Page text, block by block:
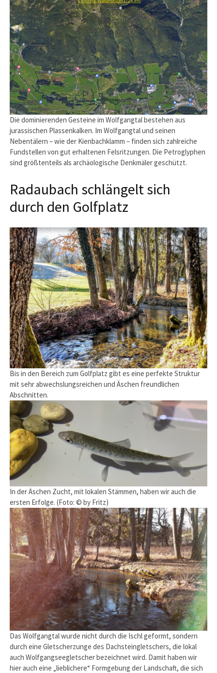
Die dominierenden Gesteine im Wolfgangtal bestehen aus
jurassischen Plassenkalken. Im Wolfgangtal und seinen
Nebentälern – wie der Kienbachklamm – finden sich zahlreiche
Fundstellen von gut erhaltenen Felsritzungen. Die Petroglyphen
sind größtenteils als archäologische Denkmäler geschützt.
Radaubach schlängelt sich
durch den Golfplatz
Bis in den Bereich zum Golfplatz gibt es eine perfekte Struktur
mit sehr abwechslungsreichen und Äschen freundlichen
Abschnitten.
In der Äschen Zucht, mit lokalen Stämmen, haben wir auch die
ersten Erfolge. (Foto: © by Fritz)
Das Wolfgangtal wurde nicht durch die Ischl geformt, sondern
durch eine Gletscherzunge des Dachsteingletschers, die lokal
auch Wolfgangseegletscher bezeichnet wird. Damit haben wir
hier auch eine „lieblichere“ Formgebung der Landschaft, die sich